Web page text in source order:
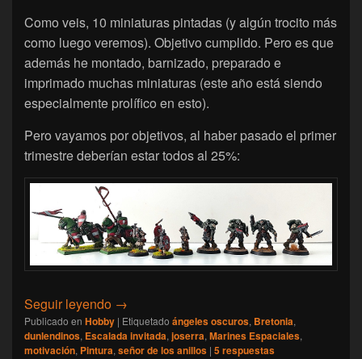
Como veis, 10 miniaturas pintadas (y algún trocito más
como luego veremos). Objetivo cumplido. Pero es que
además he montado, barnizado, preparado e
imprimado muchas miniaturas (este año está siendo
especialmente prolífico en esto).
Pero vayamos por objetivos, al haber pasado el primer
trimestre deberían estar todos al 25%:
Seguir leyendo [Hobby] Escalada Invitada – Abril 2 –
→
Publicado en Hobby | Etiquetado ángeles oscuros, Bretonia,
dunlendinos, Escalada invitada, joserra, Marines Espaciales,
motivación, Pintura, señor de los anillos | 5respuestas